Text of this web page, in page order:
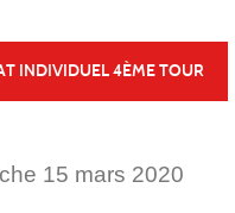
INDIVIDUEL 4ÈME TOUR
15 mars 2020